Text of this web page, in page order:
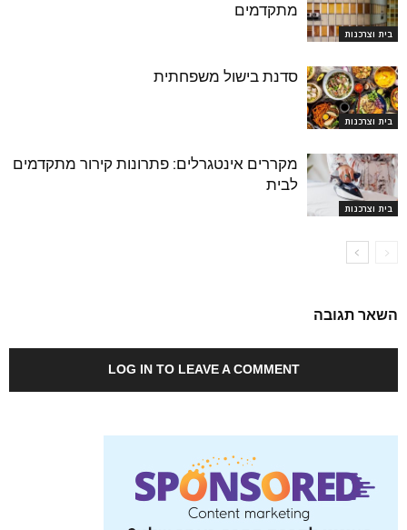
בית וצרכנות
מתקדמים
בית וצרכנות
סדנת בישול משפחתית
בית וצרכנות
מקררים אינטגרלים: פתרונות קירור מתקדמים
לבית
השאר תגובה
LOG IN TO LEAVE A COMMENT